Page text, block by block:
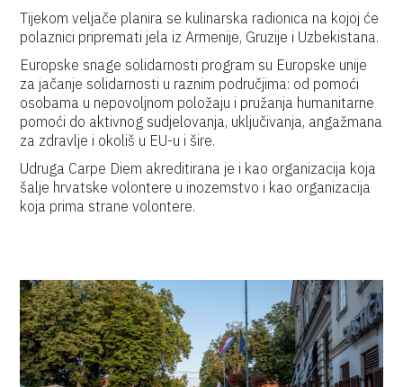
Tijekom veljače planira se kulinarska radionica na kojoj će
polaznici pripremati jela iz Armenije, Gruzije i Uzbekistana.
Europske snage solidarnosti program su Europske unije
za jačanje solidarnosti u raznim područjima: od pomoći
osobama u nepovoljnom položaju i pružanja humanitarne
pomoći do aktivnog sudjelovanja, uključivanja, angažmana
za zdravlje i okoliš u EU-u i šire.
Udruga Carpe Diem akreditirana je i kao organizacija koja
šalje hrvatske volontere u inozemstvo i kao organizacija
koja prima strane volontere.